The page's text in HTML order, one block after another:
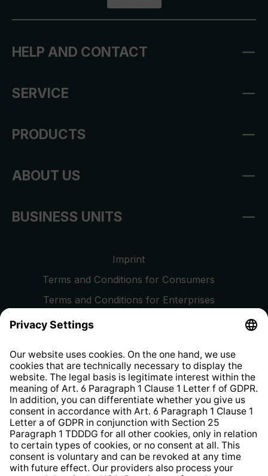
HELP AND CONTACT
SERVICE
PRODUCTS
ABOUT US
BUSINESS UNITS
Imprint
Terms and Conditions for Consumers
Terms and Conditions for Enterprises
Privacy Policy
Whistleblower Protection System
Web Accessibility